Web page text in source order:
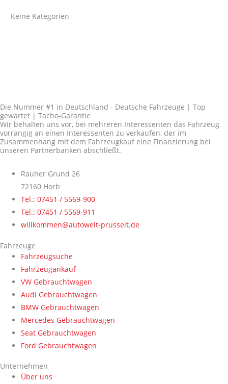
Keine Kategorien
Die Nummer #1 in Deutschland - Deutsche Fahrzeuge | Top
gewartet | Tacho-Garantie
Wir behalten uns vor, bei mehreren Interessenten das Fahrzeug
vorrangig an einen Interessenten zu verkaufen, der im
Zusammenhang mit dem Fahrzeugkauf eine Finanzierung bei
unseren Partnerbanken abschließt.
Rauher Grund 26
72160 Horb
Tel.: 07451 / 5569-900
Tel.: 07451 / 5569-911
willkommen@autowelt-prusseit.de
Fahrzeuge
Fahrzeugsuche
Fahrzeugankauf
VW Gebrauchtwagen
Audi Gebrauchtwagen
BMW Gebrauchtwagen
Mercedes Gebrauchtwagen
Seat Gebrauchtwagen
Ford Gebrauchtwagen
Unternehmen
Über uns